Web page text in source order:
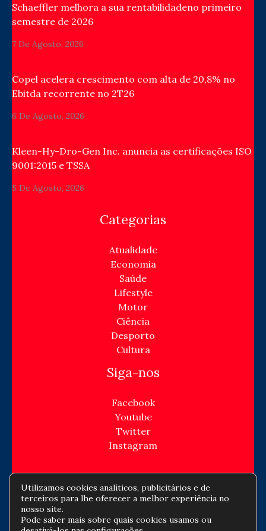
Schaeffler melhora a sua rentabilidadeno primeiro
semestre de 2026
7 De Agosto, 2026
Copel acelera crescimento com alta de 20,8% no
Ebitda recorrente no 2T26
6 De Agosto, 2026
Kleen-Hy-Dro-Gen Inc. anuncia as certificações ISO
9001:2015 e TSSA
5 De Agosto, 2026
Categorias
Atualidade
Economia
Saúde
Lifestyle
Motor
Ciência
Desporto
Cultura
Siga-nos
Facebook
Youtube
Twitter
Instagram
Copyright © Todos os direitos reservados -
jornaldeempresa.com
Utilizamos cookies analíticos, publicitários e de
terceiros para lhe oferecer a melhor experiência no
nosso site.
Pode saber mais sobre quais cookies usamos ou